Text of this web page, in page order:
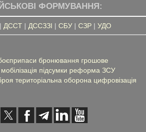
ФОРМУВАННЯ:
ДССТ| ДССЗЗІ | СБУ| СЗР| УДО
бронювання грошове
мобілізація підсумки реформа ЗСУ
територіальна оборона цифровізація